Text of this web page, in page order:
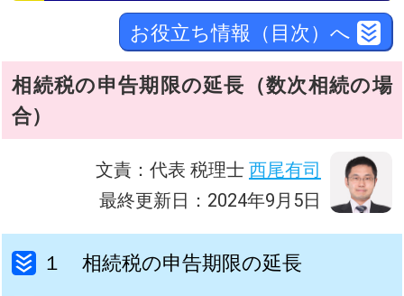
お役立ち情報（目次）へ
相続税の申告期限の延長（数次相続の場
合）
文責：代表 税理士 西尾有司
最終更新日：2024年9月5日
１ 相続税の申告期限の延長